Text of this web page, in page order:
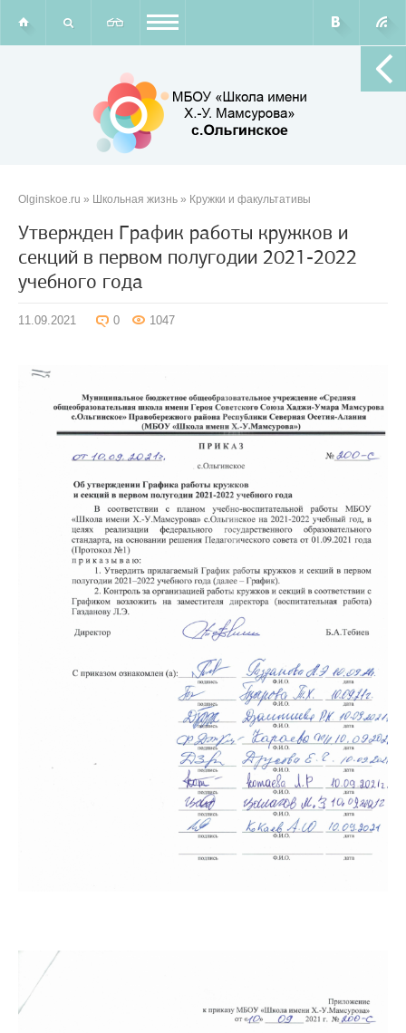
Olginskoe.ru » Школьная жизнь » Кружки и факультативы
Утвержден График работы кружков и
секций в первом полугодии 2021-2022
учебного года
11.09.2021 0 1047